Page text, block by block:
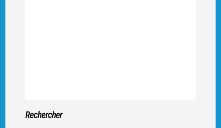
Rechercher